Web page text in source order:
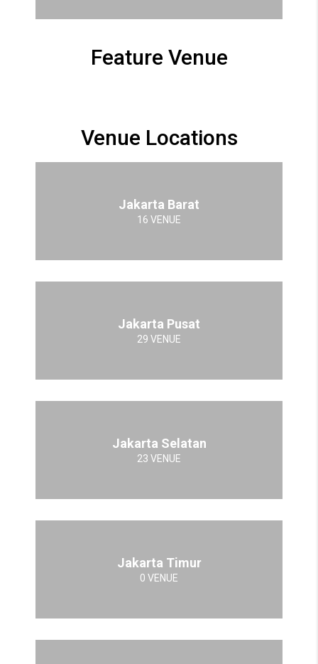
Feature Venue
Venue Locations
Jakarta Barat
16 VENUE
Jakarta Pusat
29 VENUE
Jakarta Selatan
23 VENUE
Jakarta Timur
0 VENUE